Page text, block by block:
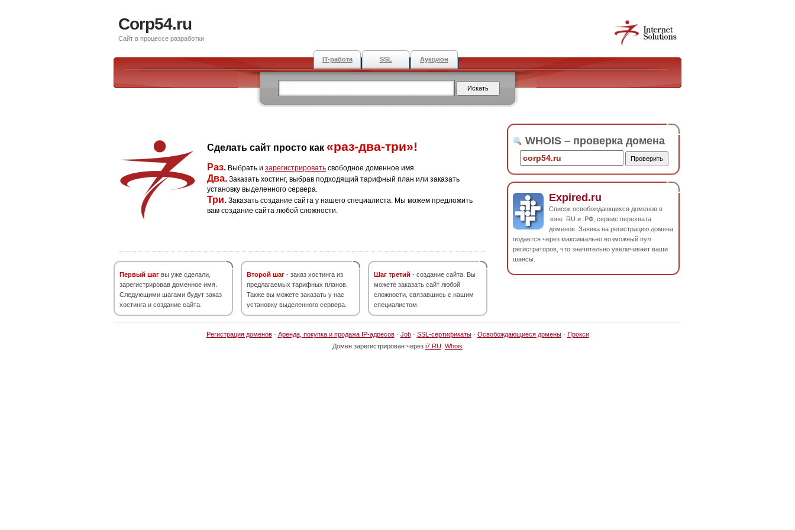
Corp54.ru
Сайт в процессе разработки
IT-работа SSL Аукцион
Сделать сайт просто как «раз-два-три»!
Раз. Выбрать и зарегистрировать свободное доменное имя.
Два. Заказать хостинг, выбрав подходящий тарифный план или заказать
установку выделенного сервера.
Три. Заказать создание сайта у нашего специалиста. Мы можем предложить
вам создание сайта любой сложности.
Первый шаг вы уже сделали,
зарегистрировав доменное имя.
Следующими шагами будут заказ
хостинга и создание сайта.
Второй шаг - заказ хостинга из
предлагаемых тарифных планов.
Также вы можете заказать у нас
установку выделенного сервера.
Шаг третий - создание сайта. Вы
можете заказать сайт любой
сложности, связавшись с нашим
специалистом.
WHOIS – проверка домена
Expired.ru
Список освобождающихся доменов в
зоне .RU и .РФ, сервис перехвата
доменов. Заявка на регистрацию домена
подается через максимально возможный пул
регистраторов, что значительно увеличивает ваши
шансы.
Регистрация доменов· Аренда, покупка и продажа IP-адресов· Job· SSL-сертификаты· Освобождающиеся домены· Прокси
Домен зарегистрирован через i7.RU Whois